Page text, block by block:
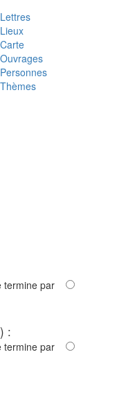
Lettres
Lieux
Carte
Ouvrages
Personnes
Thèmes
termine par
:
termine par